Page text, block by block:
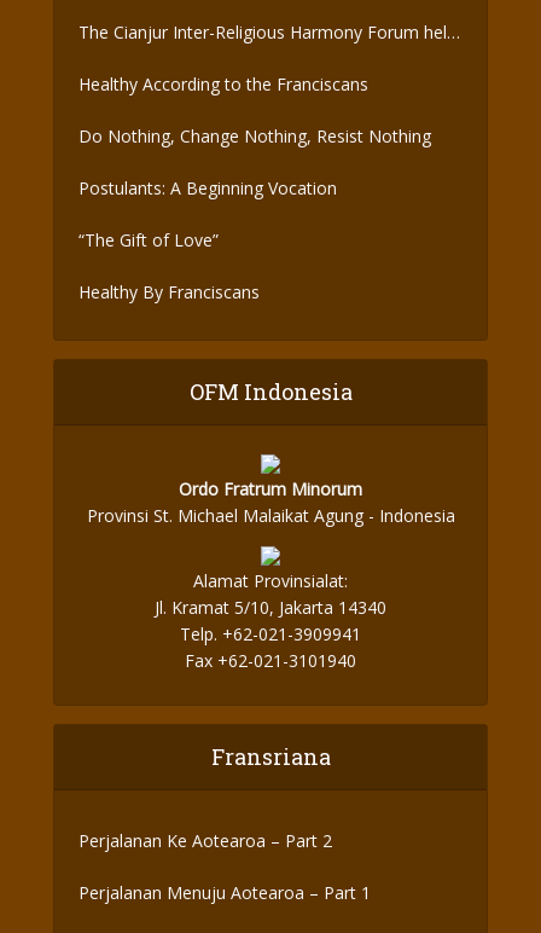
The Cianjur Inter-Religious Harmony Forum held
Healthy According to the Franciscans
Do Nothing, Change Nothing, Resist Nothing
Postulants: A Beginning Vocation
“The Gift of Love”
Healthy By Franciscans
OFM Indonesia
Ordo Fratrum Minorum
Provinsi St. Michael Malaikat Agung - Indonesia
Alamat Provinsialat:
Jl. Kramat 5/10, Jakarta 14340
Telp. +62-021-3909941
Fax +62-021-3101940
Fransriana
Perjalanan Ke Aotearoa – Part 2
Perjalanan Menuju Aotearoa – Part 1